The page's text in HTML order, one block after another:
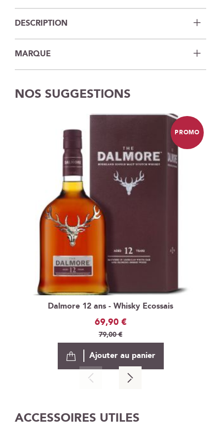
DESCRIPTION
MARQUE
NOS SUGGESTIONS
Dalmore 12 ans - Whisky Ecossais
Prix
Spécial
69,90 €
79,00 €
PROMO
Ajouter au panier
ACCESSOIRES UTILES